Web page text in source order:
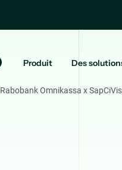
Produit Des
Rabobank Omnikassa x